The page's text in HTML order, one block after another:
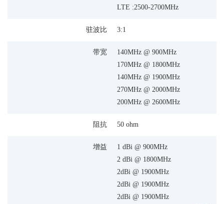
LTE :2500-2700MHz
驻波比 3:1
带宽
140MHz @ 900MHz
170MHz @ 1800MHz
140MHz @ 1900MHz
270MHz @ 2000MHz
200MHz @ 2600MHz
阻抗 50 ohm
增益
1 dBi @ 900MHz
2 dBi @ 1800MHz
2dBi @ 1900MHz
2dBi @ 1900MHz
2dBi @ 1900MHz